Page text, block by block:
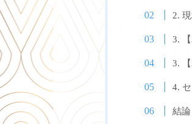
2.
3.
3.
4.
結